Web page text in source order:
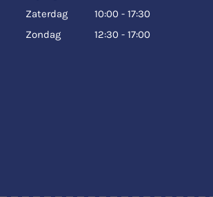
Zaterdag
10:00 - 17:30
Zondag
12:30 - 17:00